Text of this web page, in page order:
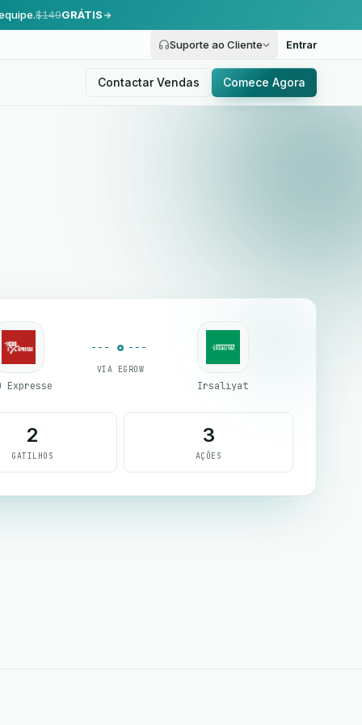
$149GRÁTIS
Suporte ao Cliente Entrar
Contactar Vendas Comece Agora
Expresse
VIA EGROW
Irsaliyat
2
GATILHOS
3
AÇÕES